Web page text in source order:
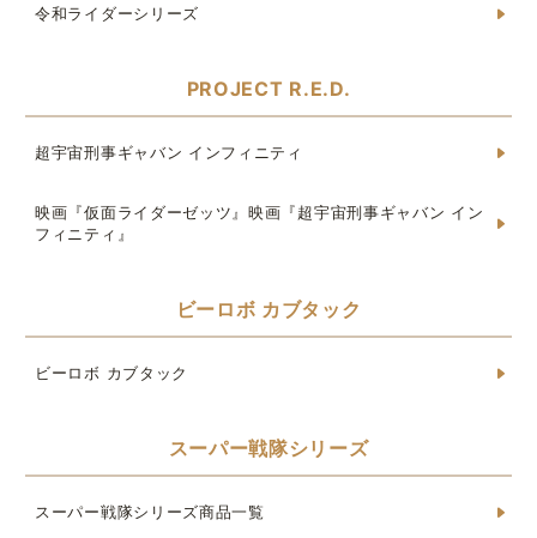
令和ライダーシリーズ
PROJECT R.E.D.
超宇宙刑事ギャバン インフィニティ
映画『仮面ライダーゼッツ』映画『超宇宙刑事ギャバン イン
フィニティ』
ビーロボ カブタック
ビーロボ カブタック
スーパー戦隊シリーズ
スーパー戦隊シリーズ商品一覧